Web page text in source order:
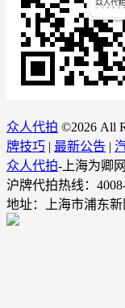
众人代拍 ©2026 All
牌技巧 | 最新公告 |
众人代拍-上海为卿
沪牌代拍热线：
地址：上海市浦东